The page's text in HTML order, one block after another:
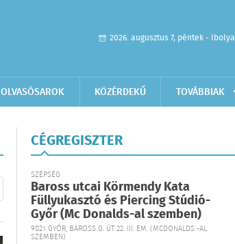
2026. augusztus 7, péntek - Ibolya
OLVASÓSAROK KÖZÉRDEKŰ TOVÁBBIAK
CÉGREGISZTER
SZÉPSÉG
Baross utcai Körmendy Kata
Füllyukasztó és Piercing Stúdió-
Győr (Mc Donalds-al szemben)
9021 GYŐR, BAROSS G. ÚT 22. III. EM. (MCDONALDS´-AL
SZEMBEN)